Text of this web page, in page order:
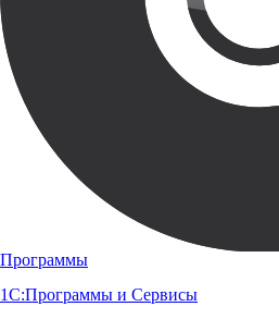
Программы
1С:Программы и Сервисы